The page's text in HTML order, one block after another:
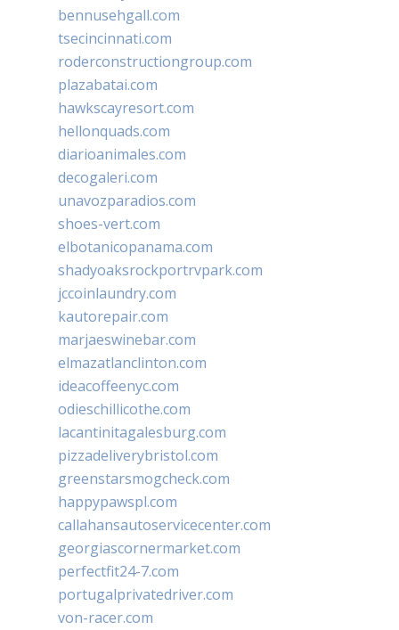
bennusehgall.com
tsecincinnati.com
roderconstructiongroup.com
plazabatai.com
hawkscayresort.com
hellonquads.com
diarioanimales.com
decogaleri.com
unavozparadios.com
shoes-vert.com
elbotanicopanama.com
shadyoaksrockportrvpark.com
jccoinlaundry.com
kautorepair.com
marjaeswinebar.com
elmazatlanclinton.com
ideacoffeenyc.com
odieschillicothe.com
lacantinitagalesburg.com
pizzadeliverybristol.com
greenstarsmogcheck.com
happypawspl.com
callahansautoservicecenter.com
georgiascornermarket.com
perfectfit24-7.com
portugalprivatedriver.com
von-racer.com